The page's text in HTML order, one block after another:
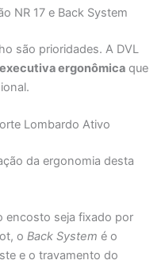
NR 17 e Back System
são prioridades. A DVL
ergonômica que
Lombardo Ativo
da ergonomia desta
encosto seja fixado por
o Back System é o
e o travamento do